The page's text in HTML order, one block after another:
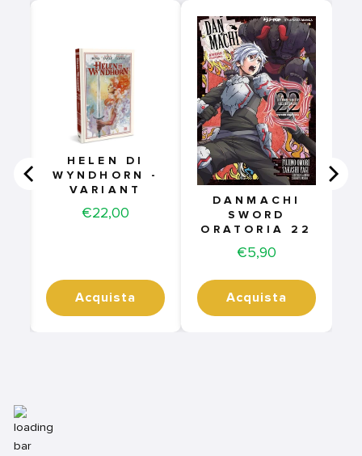
HELEN DI
WYNDHORN -
VARIANT
Price
€22,00
Acquista
DANMACHI
SWORD
ORATORIA 22
Price
€5,90
Acquista